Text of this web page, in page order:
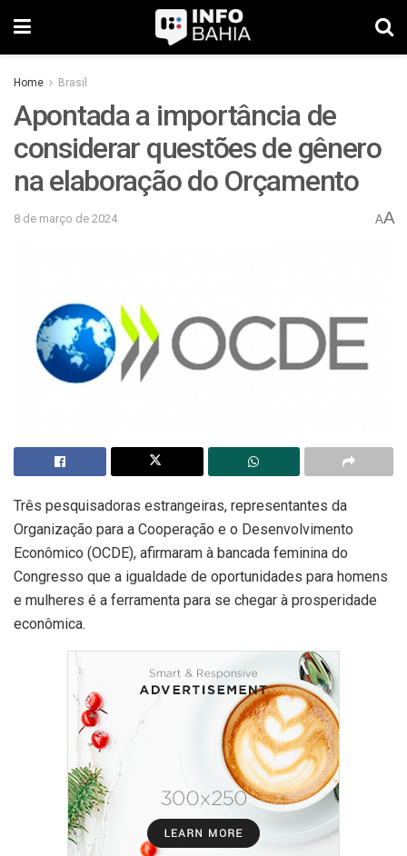
Home Brasil
Apontada a importância de
considerar questões de gênero
na elaboração do Orçamento
8 de março de 2024 AA
Três pesquisadoras estrangeiras, representantes da
Organização para a Cooperação e o Desenvolvimento
Econômico (OCDE), afirmaram à bancada feminina do
Congresso que a igualdade de oportunidades para homens
e mulheres é a ferramenta para se chegar à prosperidade
econômica.